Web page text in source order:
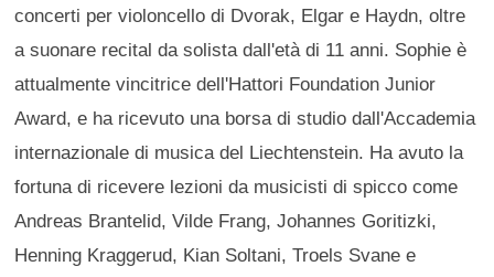
concerti per violoncello di Dvorak, Elgar e Haydn, oltre
a suonare recital da solista dall'età di 11 anni. Sophie è
attualmente vincitrice dell'Hattori Foundation Junior
Award, e ha ricevuto una borsa di studio dall'Accademia
internazionale di musica del Liechtenstein. Ha avuto la
fortuna di ricevere lezioni da musicisti di spicco come
Andreas Brantelid, Vilde Frang, Johannes Goritizki,
Henning Kraggerud, Kian Soltani, Troels Svane e